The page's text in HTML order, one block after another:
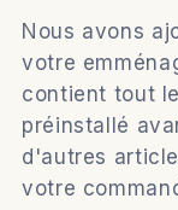
Nous avons
votre
contient tout
préinstallé
d'autres
votre